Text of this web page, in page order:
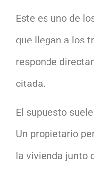
Este es uno de
que llegan a los
responde
citada.
El supuesto
Un propietario
la vivienda junto